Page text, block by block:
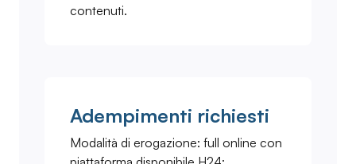
contenuti.
Adempimenti richiesti
Modalità di erogazione: full online con